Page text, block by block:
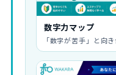
数字力マップ
「数字が苦手」と向き